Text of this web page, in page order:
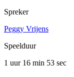
Spreker
Peggy Vrijens
Speelduur
1 uur 16 min 53 sec